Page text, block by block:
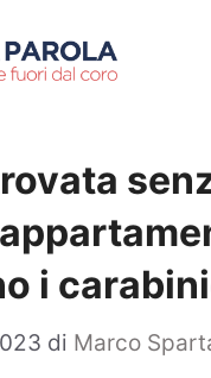
i
di Marco